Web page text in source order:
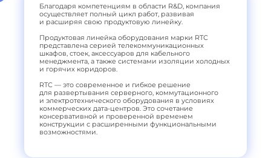
Благодаря компетенциям в области R&D, компания
осуществляет полный цикл работ, развивая
и расширяя свою продуктовую линейку.
Продуктовая линейка оборудования марки RTC
представлена серией телекоммуникационных
шкафов, стоек, аксессуаров для кабельного
менеджмента, а также системами изоляции холодных
и горячих коридоров.
RTC — это современное и гибкое решение
для развертывания серверного, коммутационного
и электротехнического оборудования в условиях
коммерческих дата-центров. Это сочетание
консервативной и проверенной временем
конструкции с расширенными функциональными
возможностями.